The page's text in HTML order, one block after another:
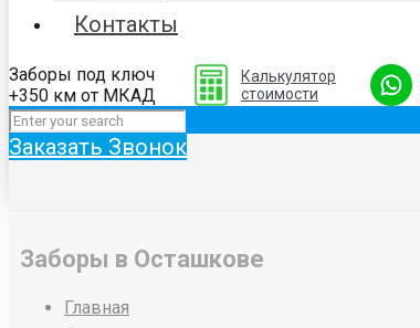
Контакты
Заборы под ключ
+350 км от МКАД
Калькулятор
стоимости
Заказать Звонок
Заборы в Осташкове
Главная